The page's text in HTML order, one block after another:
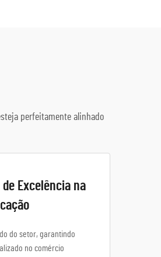
perfeitamente alinhado
Excelência na
do setor, garantindo
no comércio